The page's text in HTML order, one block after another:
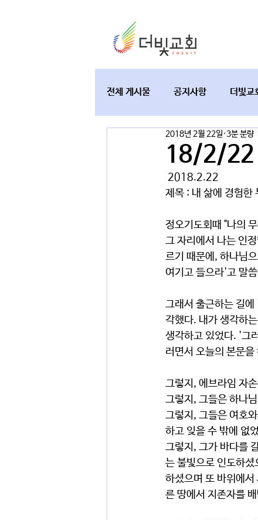
전체 게시물 공지사항 더빛교
교육과 테필린 토요가정예배
18/2/22
2018년 2월 22일 3분 분량
2018.2.22
제목 : 내 삶에 경험한
정오기도회때 "나의
그 자리에서 나는 인
르기 때문에, 하나님
여기고 들으라'고 말
그래서 출근하는 길
각했다. 내가 생각하
생각하고 있었다. '그
러면서 오늘의 본문
그렇지, 에브라임 자
그렇지, 그들은 하나
그렇지, 그들은 여호
하고 잊을 수 밖에 없
그렇지, 그가 바다를
는 불빛으로 인도하셨
하셨으며 또 바위에
른 땅에서 지존자를